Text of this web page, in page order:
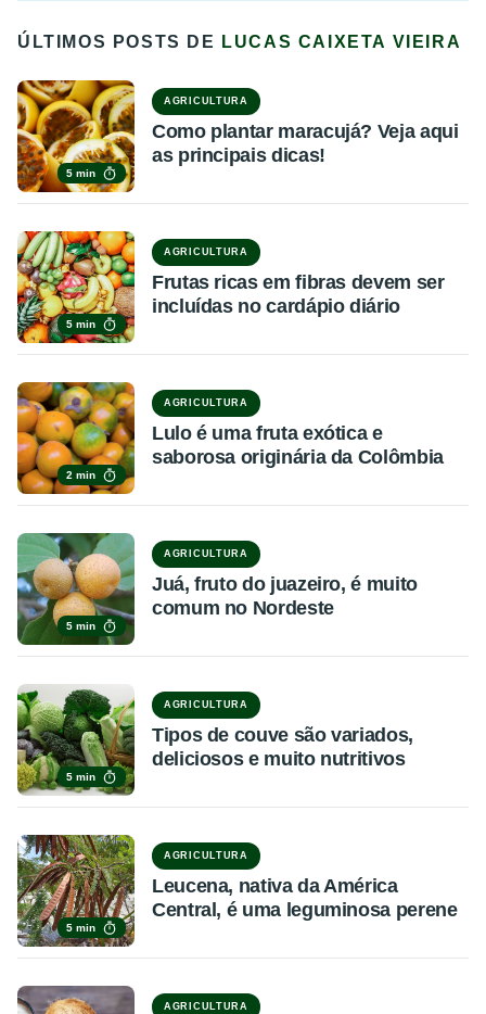
ÚLTIMOS POSTS DE LUCAS CAIXETA VIEIRA
5 min
AGRICULTURA
Como plantar maracujá? Veja aqui
as principais dicas!
5 min
AGRICULTURA
Frutas ricas em fibras devem ser
incluídas no cardápio diário
2 min
AGRICULTURA
Lulo é uma fruta exótica e
saborosa originária da Colômbia
5 min
AGRICULTURA
Juá, fruto do juazeiro, é muito
comum no Nordeste
5 min
AGRICULTURA
Tipos de couve são variados,
deliciosos e muito nutritivos
5 min
AGRICULTURA
Leucena, nativa da América
Central, é uma leguminosa perene
AGRICULTURA